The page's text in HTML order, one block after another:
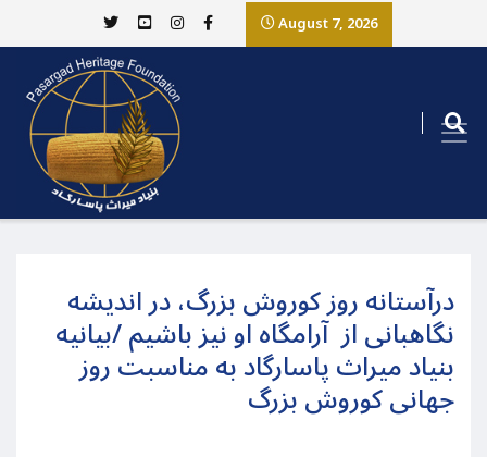
August 7, 2026
درآستانه روز کوروش بزرگ، در اندیشه
نگاهبانی از آرامگاه او نیز باشیم /بیانیه
بنیاد میراث پاسارگاد به مناسبت روز
جهانی کوروش بزرگ